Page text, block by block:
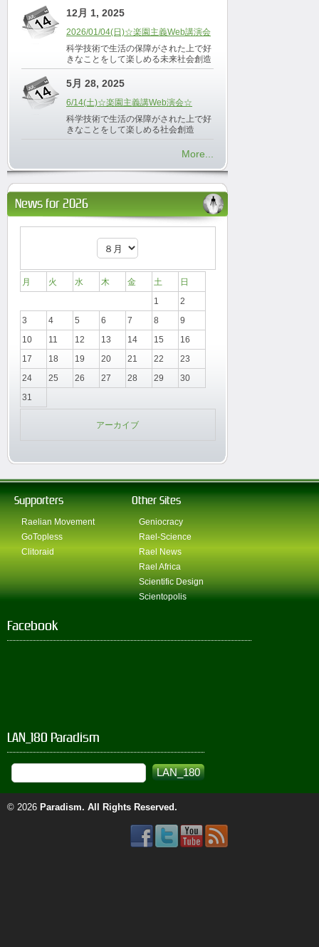
12月 1, 2025
2026/01/04(日)☆楽園主義Web講演会
科学技術で生活の保障がされた上で好
きなことをして楽しめる未来社会創造
5月 28, 2025
6/14(土)☆楽園主義講Web演会☆
科学技術で生活の保障がされた上で好
きなことをして楽しめる社会創造
More...
News for 2026
月 火 水 木 金 土
日
1
2
3
4 5 6 7 8
9
10
11 12 13 14 15
16
17
18 19 20 21 22
23
24
25 26 27 28 29
30
31
アーカイブ
Supporters
Raelian Movement
GoTopless
Clitoraid
Other Sites
Geniocracy
Rael-Science
Rael News
Rael Africa
Scientific Design
Scientopolis
Facebook
LAN_180 Paradism
© 2026 Paradism. All Rights Reserved.